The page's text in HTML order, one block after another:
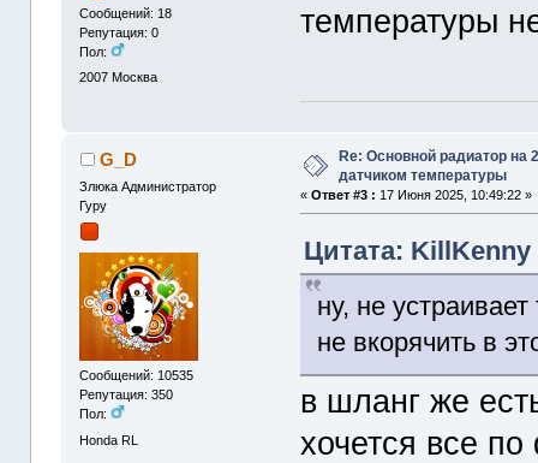
Сообщений: 18
Репутация: 0
Пол:
2007 Москва
температуры
G_D
Злюка Администратор
Гуру
Сообщений: 10535
Репутация: 350
Пол:
Honda RL
Re: Основной радиатор на
датчиком температуры
«Ответ #3 : 17 Июня 2025, 10:49:22 »
Цитата: KillKenny
ну, не
не вкорячить в
в шланг же
хочется все